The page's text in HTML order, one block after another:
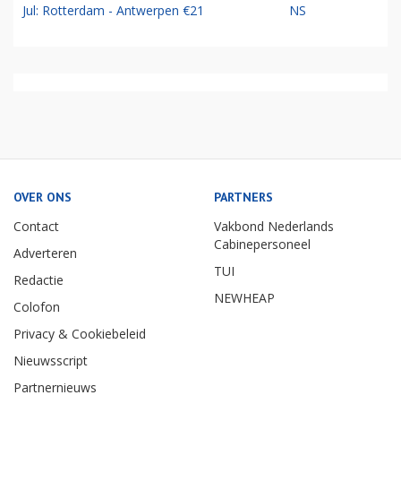
Jul: Rotterdam - Antwerpen €21 NS
OVER ONS
Contact
Adverteren
Redactie
Colofon
Privacy & Cookiebeleid
Nieuwsscript
Partnernieuws
PARTNERS
Vakbond Nederlands
Cabinepersoneel
TUI
NEWHEAP